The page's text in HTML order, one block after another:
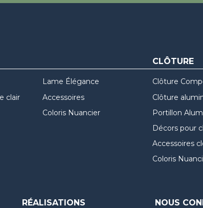
clair
Lame Élégance
Accessoires
Coloris Nuancier
CLÔTURE
Clôture
Clôture
Portillon
Décors pour
Accessoires
Coloris
RÉALISATIONS NOUS